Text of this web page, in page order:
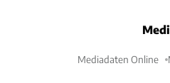
Mediadaten Online